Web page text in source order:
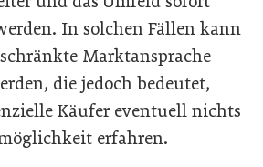
In solchen Fällen kann
Marktansprache
die jedoch bedeutet,
Käufer eventuell nichts
erfahren.